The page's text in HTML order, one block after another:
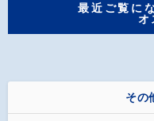
最近ご覧に
オ
その